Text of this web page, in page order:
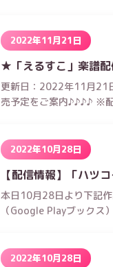
2022年11月21日
★「えるすこ」楽譜
更新日：2022年11月21
売予定をご案内♪♪♪♪ ※
2022年10月28日
【配信情報】「ハツ
本日10月28日より下記
（Google Playブックス
2022年10月28日